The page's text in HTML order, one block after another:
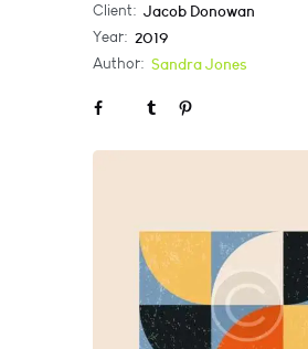
Client: Jacob Donowan
Year: 2019
Author: Sandra Jones